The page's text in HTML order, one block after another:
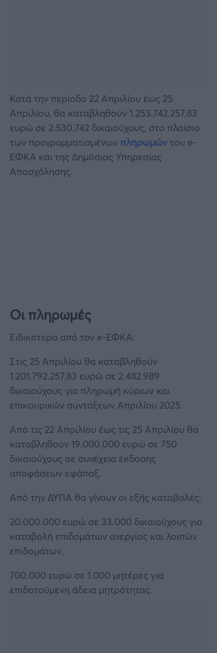
Κατά την περίοδο 22 Απριλίου έως 25
Απριλίου, θα καταβληθούν 1.253.742.257,83
ευρώ σε 2.530.742 δικαιούχους, στο πλαίσιο
των προγραμματισμένωνπληρωμώντου e-
ΕΦΚΑ και της Δημόσιας Υπηρεσίας
Απασχόλησης.
Οι πληρωμές
Ειδικότερα από τον e-ΕΦΚΑ:
Στις 25 Απριλίου θα καταβληθούν
1.201.792.257,83 ευρώ σε 2.482.989
δικαιούχους για πληρωμή κύριων και
επικουρικών συντάξεων Απριλίου 2025.
Από τις 22 Απριλίου έως τις 25 Απριλίου θα
καταβληθούν 19.000.000 ευρώ σε 750
δικαιούχους σε συνέχεια έκδοσης
αποφάσεων εφάπαξ.
Από την ΔΥΠΑ θα γίνουν οι εξής καταβολές:
20.000.000 ευρώ σε 33.000 δικαιούχους για
καταβολή επιδομάτων ανεργίας και λοιπών
επιδομάτων.
700.000 ευρώ σε 1.000 μητέρες για
επιδοτούμενη άδεια μητρότητας.